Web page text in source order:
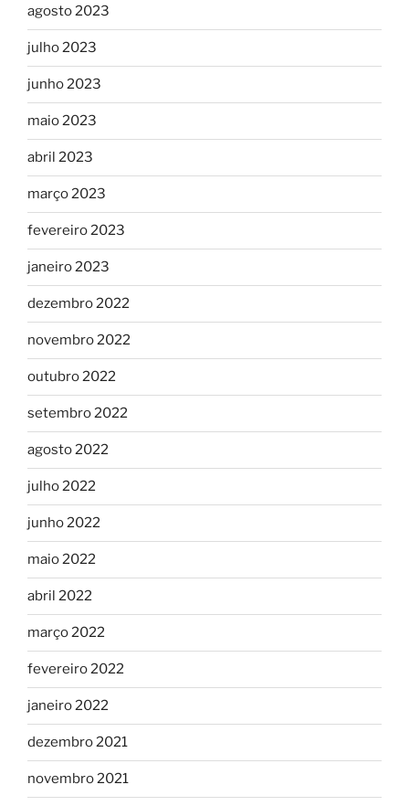
agosto 2023
julho 2023
junho 2023
maio 2023
abril 2023
março 2023
fevereiro 2023
janeiro 2023
dezembro 2022
novembro 2022
outubro 2022
setembro 2022
agosto 2022
julho 2022
junho 2022
maio 2022
abril 2022
março 2022
fevereiro 2022
janeiro 2022
dezembro 2021
novembro 2021